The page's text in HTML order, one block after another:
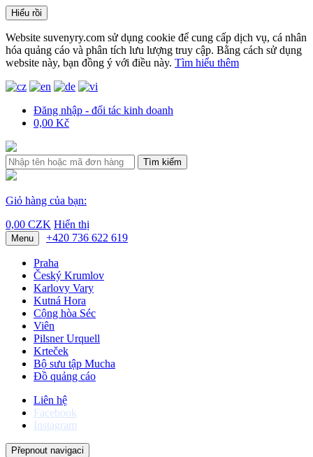
Hiểu rồi
Website suvenyry.com sử dụng cookie để cung cấp dịch vụ, cá nhân
hóa quảng cáo và phân tích lưu lượng truy cập. Bằng cách sử dụng
website này, bạn đồng ý với điều này. Tìm hiểu thêm
Đăng nhập - đối tác kinh doanh
0,00 Kč
Tìm kiếm
Giỏ hàng của bạn:
0,00 CZK Hiển thị
Menu +420 736 622 619
Praha
Český Krumlov
Karlovy Vary
Kutná Hora
Cộng hòa Séc
Viên
Pilsner Urquell
Krteček
Bộ sưu tập Mucha
Đồ quảng cáo
Liên hệ
Facebook
Instagram
Přepnout navigaci